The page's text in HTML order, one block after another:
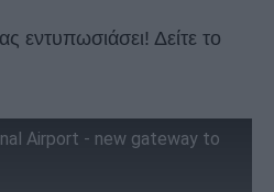
εντυπωσιάσει! Δείτε το
Airport - new gateway to